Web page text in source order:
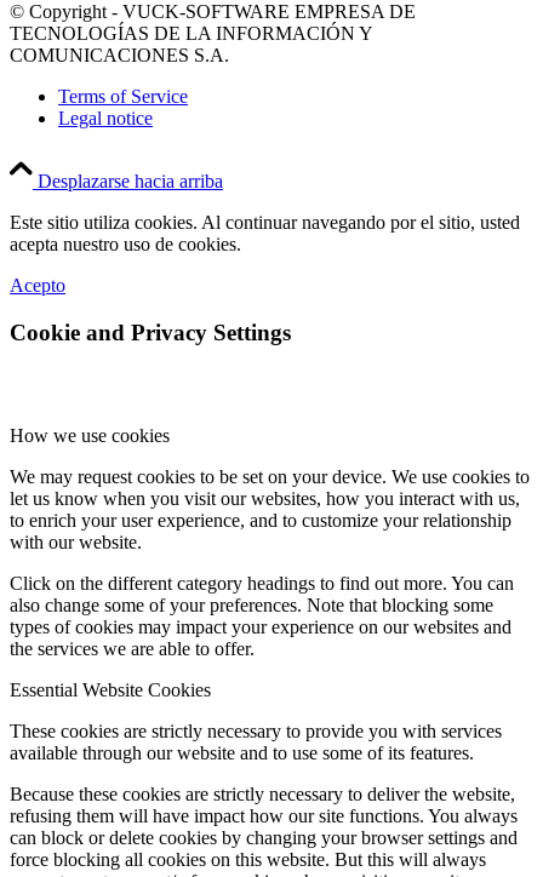
© Copyright - VUCK-SOFTWARE EMPRESA DE
TECNOLOGÍAS DE LA INFORMACIÓN Y
COMUNICACIONES S.A.
Terms of Service
Legal notice
Desplazarse hacia arriba
Este sitio utiliza cookies. Al continuar navegando por el sitio, usted
acepta nuestro uso de cookies.
Acepto
Cookie and Privacy Settings
How we use cookies
We may request cookies to be set on your device. We use cookies to
let us know when you visit our websites, how you interact with us,
to enrich your user experience, and to customize your relationship
with our website.
Click on the different category headings to find out more. You can
also change some of your preferences. Note that blocking some
types of cookies may impact your experience on our websites and
the services we are able to offer.
Essential Website Cookies
These cookies are strictly necessary to provide you with services
available through our website and to use some of its features.
Because these cookies are strictly necessary to deliver the website,
refusing them will have impact how our site functions. You always
can block or delete cookies by changing your browser settings and
force blocking all cookies on this website. But this will always